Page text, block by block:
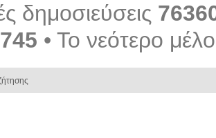
δημοσιεύσεις
• Το νεότερο